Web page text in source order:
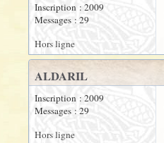
Inscription : 2009
Messages : 29
Hors ligne
ALDARIL
Inscription : 2009
Messages : 29
Hors ligne